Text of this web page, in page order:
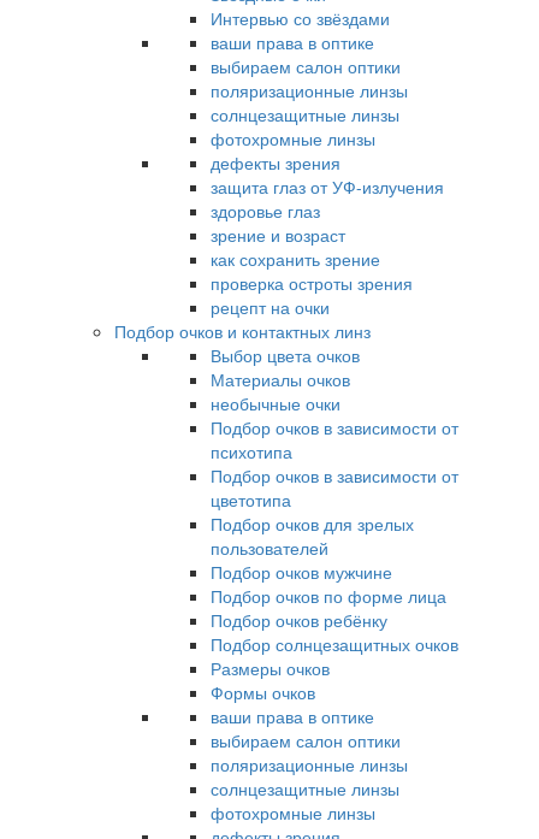
Интервью со звёздами
ваши права в оптике
выбираем салон оптики
поляризационные линзы
солнцезащитные линзы
фотохромные линзы
дефекты зрения
защита глаз от УФ-излучения
здоровье глаз
зрение и возраст
как сохранить зрение
проверка остроты зрения
рецепт на очки
Подбор очков и контактных линз
Выбор цвета очков
Материалы очков
необычные очки
Подбор очков в зависимости от
психотипа
Подбор очков в зависимости от
цветотипа
Подбор очков для зрелых
пользователей
Подбор очков мужчине
Подбор очков по форме лица
Подбор очков ребёнку
Подбор солнцезащитных очков
Размеры очков
Формы очков
ваши права в оптике
выбираем салон оптики
поляризационные линзы
солнцезащитные линзы
фотохромные линзы